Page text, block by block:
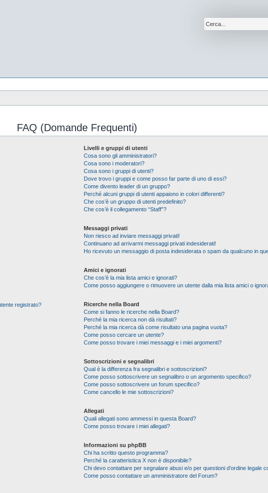
FAQ (Domande Frequenti)
registrato?
Livelli e gruppi di utenti
Cosa sono gli amministratori?
Cosa sono i moderatori?
Cosa sono i gruppi di utenti?
Dove trovo i gruppi e come posso far parte di uno di essi?
Come divento leader di un gruppo?
Perché alcuni gruppi di utenti appaiono in colori differenti?
Che cos’è un gruppo di utenti predefinito?
Che cos’è il collegamento “Staff”?
Messaggi privati
Non riesco ad inviare messaggi privati!
Continuano ad arrivarmi messaggi privati indesiderati!
Ho ricevuto un messaggio di posta indesiderata o spam da qualcuno in
Amici e ignorati
Che cos’è la mia lista amici e ignorati?
Come posso aggiungere o rimuovere un utente dalla mia lista amici o
Ricerche nella Board
Come si fanno le ricerche nella Board?
Perché la mia ricerca non dà risultati?
Perché la mia ricerca dà come risultato una pagina vuota?
Come posso cercare un utente?
Come posso trovare i miei messaggi e i miei argomenti?
Sottoscrizioni e segnalibri
Qual è la differenza fra segnalibri e sottoscrizioni?
Come posso sottoscrivere un segnalibro o un argomento specifico?
Come posso sottoscrivere un forum specifico?
Come cancello le mie sottoscrizioni?
Allegati
Quali allegati sono ammessi in questa Board?
Come posso trovare i miei allegati?
Informazioni su phpBB
Chi ha scritto questo programma?
Perché la caratteristica X non è disponibile?
Chi devo contattare per segnalare abusi e/o per questioni d’ordine legale
Come posso contattare un amministratore del Forum?